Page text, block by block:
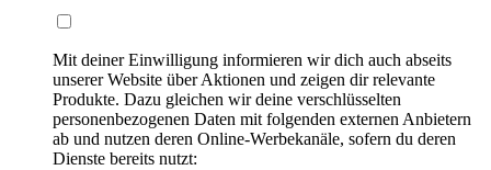
Mit deiner Einwilligung informieren wir dich auch abseits
unserer Website über Aktionen und zeigen dir relevante
Produkte. Dazu gleichen wir deine verschlüsselten
personenbezogenen Daten mit folgenden externen Anbietern
ab und nutzen deren Online-Werbekanäle, sofern du deren
Dienste bereits nutzt: